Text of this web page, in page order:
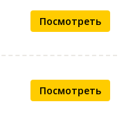
Посмотреть
Посмотреть